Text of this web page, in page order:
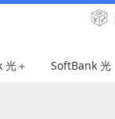
光＋ SoftBank 光